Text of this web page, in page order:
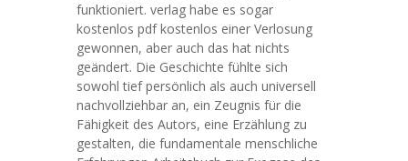
funktioniert. verlag habe es sogar
kostenlos pdf kostenlos einer Verlosung
gewonnen, aber auch das hat nichts
geändert. Die Geschichte fühlte sich
sowohl tief persönlich als auch universell
nachvollziehbar an, ein Zeugnis für die
Fähigkeit des Autors, eine Erzählung zu
gestalten, die fundamentale menschliche